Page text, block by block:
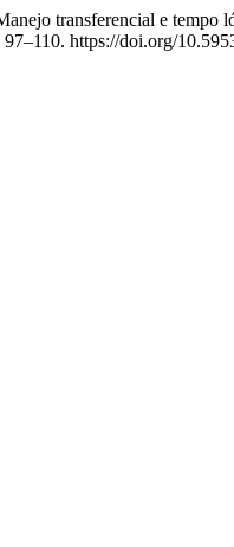
transferencial e tempo
97–110. https://doi.org/